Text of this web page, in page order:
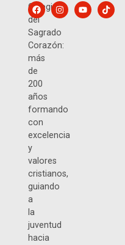
Colegio
del
Sagrado
Corazón:
más
de
200
años
formando
con
excelencia
y
valores
cristianos,
guiando
a
la
juventud
hacia